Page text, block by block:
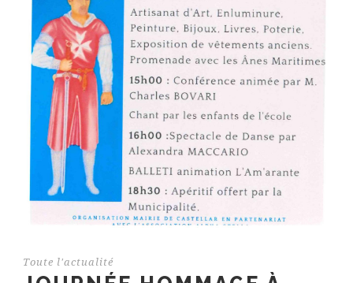
Toute l'actualité